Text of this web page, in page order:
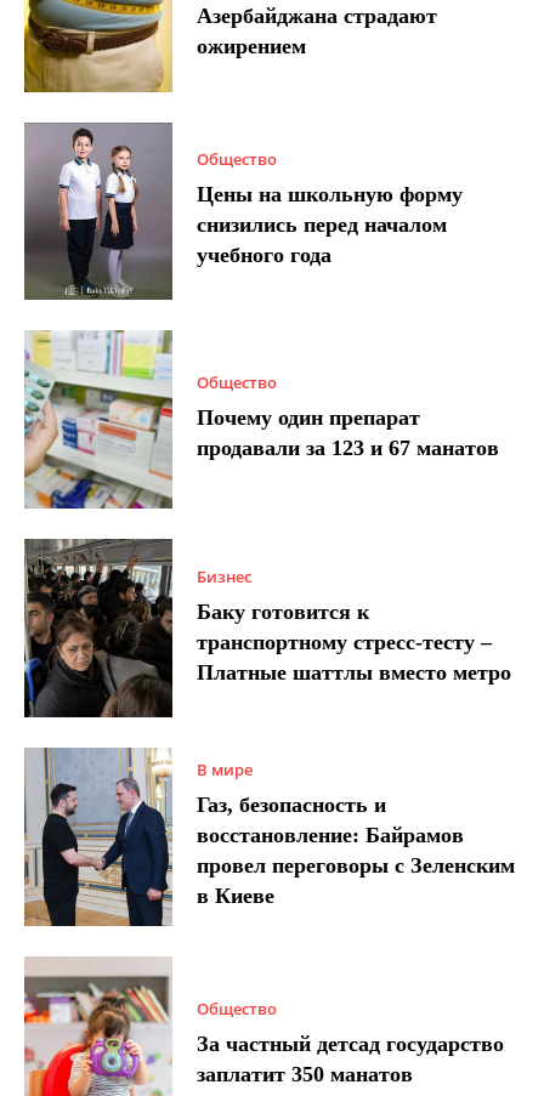
Азербайджана страдают
ожирением
Общество
Цены на школьную форму
снизились перед началом
учебного года
Общество
Почему один препарат
продавали за 123 и 67 манатов
Бизнес
Баку готовится к
транспортному стресс-тесту –
Платные шаттлы вместо метро
В мире
Газ, безопасность и
восстановление: Байрамов
провел переговоры с Зеленским
в Киеве
Общество
За частный детсад государство
заплатит 350 манатов